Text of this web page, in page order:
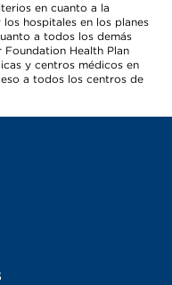
en cuanto a la
hospitales en los planes
a todos los demás
Health Plan
y centros médicos en
a todos los centros de